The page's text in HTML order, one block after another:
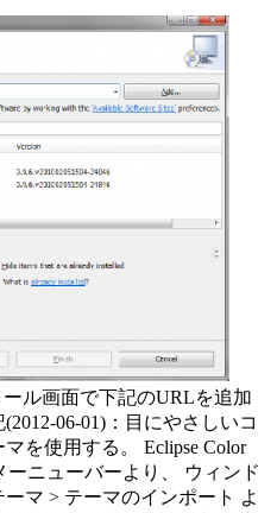
ル画面で下記のURLを追加
06-01)：目にやさしいコ
を使用する。 Eclipse Color
ーニューバーより、 ウィンド
マ > テーマのインポート よ